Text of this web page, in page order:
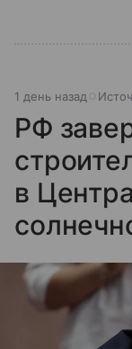
1 день назад
РФ
в